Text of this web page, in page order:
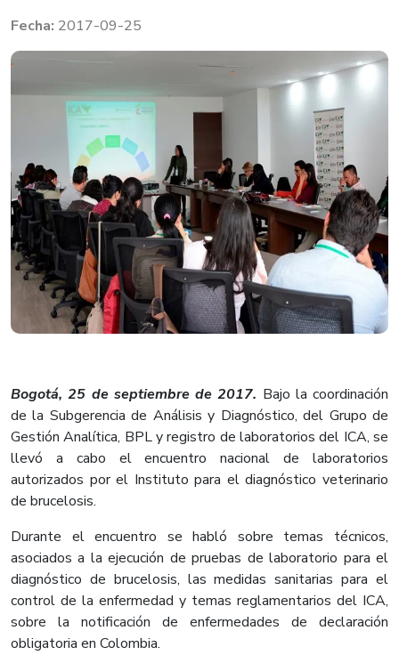
2017-09-25
Bogotá, 25 de septiembre de 2017. Bajo la coordinación
de la Subgerencia de Análisis y Diagnóstico, del Grupo de
Gestión Analítica, BPL y registro de laboratorios del ICA, se
llevó a cabo el encuentro nacional de laboratorios
autorizados por el Instituto para el diagnóstico veterinario
de brucelosis.
Durante el encuentro se habló sobre temas técnicos,
asociados a la ejecución de pruebas de laboratorio para el
diagnóstico de brucelosis, las medidas sanitarias para el
control de la enfermedad y temas reglamentarios del ICA,
sobre la notificación de enfermedades de declaración
obligatoria en Colombia.